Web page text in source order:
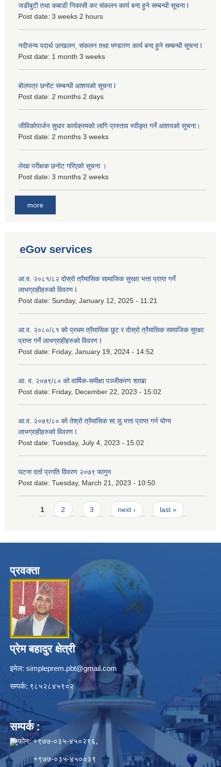
जडीबुटी तथा कबाडी निकासी कर संकलन कार्य बन्द हुने सम्बन्धी सूचना l
Post date: 3 weeks 2 hours
नदीजन्य पदार्थ उत्खलन, संकलन तथा भण्डारण कार्य बन्द हुने सम्बन्धी सूचना l
Post date: 1 month 3 weeks
बोलपत्र छनोट सम्बन्धी आशयको सूचना l
Post date: 2 months 2 days
जीविकोपार्जन सुधार कार्यक्रमको लागि प्रस्ताव स्वीकृत गर्ने आशयको सूचना।
Post date: 2 months 3 weeks
लेखा परीक्षक छनोट गरिएको सूचना ।
Post date: 3 months 2 weeks
more
eGov services
आ.व. २०८१/८२ दोस्रो त्रैमासिक सामाजिक सुरक्षा भत्ता प्राप्त गर्ने
लाभग्राहीहरुको विवरण l
Post date: Sunday, January 12, 2025 - 11:21
आ.व. २०८०/८१ को प्रथम त्रैमासिक छुट र दोस्रो त्रैमासिक सामाजिक सुरक्षा
प्राप्त गर्ने लाभग्राहीहरुको विवरण l
Post date: Friday, January 19, 2024 - 14:52
आ. व. २०७९/८० को वार्षिक-समीक्षा पञ्जीकरण शाखा
Post date: Friday, December 22, 2023 - 15:02
आ.व. २०७९/८० को तेश्रो त्रैमासिक सा.सु.भ‍त्ता प्राप्त गर्न योग्य
लाभग्राहीहरुको विवरण l
Post date: Tuesday, July 4, 2023 - 15:02
घटना दर्ता प्रगति विवरण २०७९ फागुन
Post date: Tuesday, March 21, 2023 - 10:50
Pages
1 2 3 next › last »
प्रवक्ता
प्रेम बहादुर क्षेत्री
इमेल: simpleprem.pbt@gmail.com
सम्पर्क: ९८५२८४५९०२
सम्पर्क :
फोन: +९७७-०३५-४५०२९६,
+९७७-०३५-४५००३९